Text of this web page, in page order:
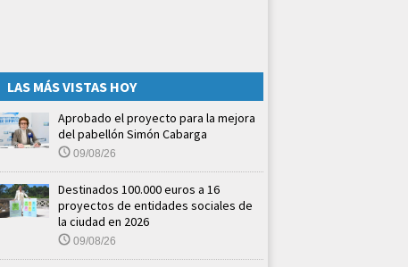
LAS MÁS VISTAS HOY
Aprobado el proyecto para la mejora
del pabellón Simón Cabarga
09/08/26
Destinados 100.000 euros a 16
proyectos de entidades sociales de
la ciudad en 2026
09/08/26